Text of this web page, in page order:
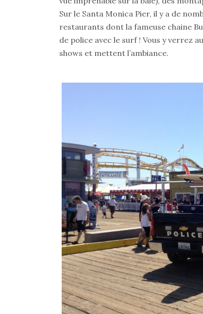
Sur le Santa Monica Pier, il y a de
restaurants dont la fameuse chaine
de police avec le surf ! Vous y verrez
shows et mettent l’ambiance.